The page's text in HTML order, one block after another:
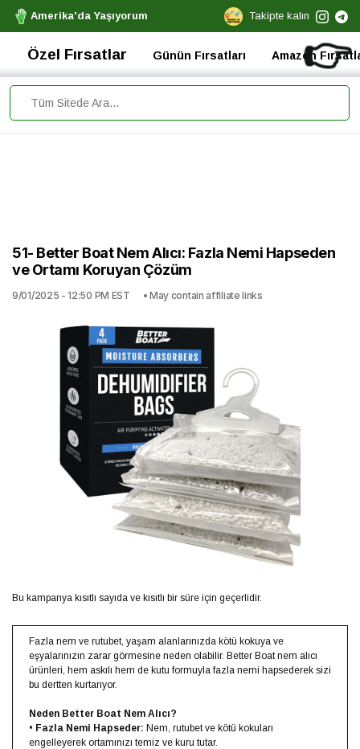
Amerika'da Yaşıyorum Takipte kalın
👉
Özel Fırsatlar Günün Fırsatları Amazon
51- Better Boat Nem Alıcı: Fazla Nemi Hapseden
ve Ortamı Koruyan Çözüm
9/01/2025 - 12:50 PM EST • May contain affiliate links
Bu kampanya kısıtlı sayıda ve kısıtlı bir süre için geçerlidir.
Fazla nem ve rutubet, yaşam alanlarınızda kötü kokuya ve
eşyalarınızın zarar görmesine neden olabilir. Better Boat nem alıcı
ürünleri, hem askılı hem de kutu formuyla fazla nemi hapsederek sizi
bu dertten kurtarıyor.
Neden Better Boat Nem Alıcı?
• Fazla Nemi Hapseder: Nem, rutubet ve kötü kokuları
engelleyerek ortamınızı temiz ve kuru tutar.